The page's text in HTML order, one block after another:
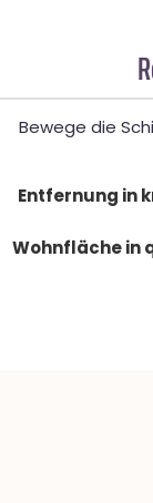
Bewege die
Entfernung in
Wohnfläche in